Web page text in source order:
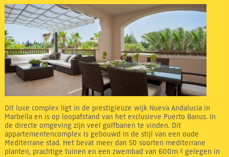
Dit luxe complex ligt in de prestigieuze wijk Nueva Andalucia in
Marbella en is op loopafstand van het exclusieve Puerto Banus. In
de directe omgeving zijn veel golfbanen te vinden. Dit
appartementencomplex is gebouwd in de stijl van een oude
Mediterrane stad. Het bevat meer dan 50 soorten mediterrane
planten, prachtige tuinen en een zwembad van 600m ² gelegen in